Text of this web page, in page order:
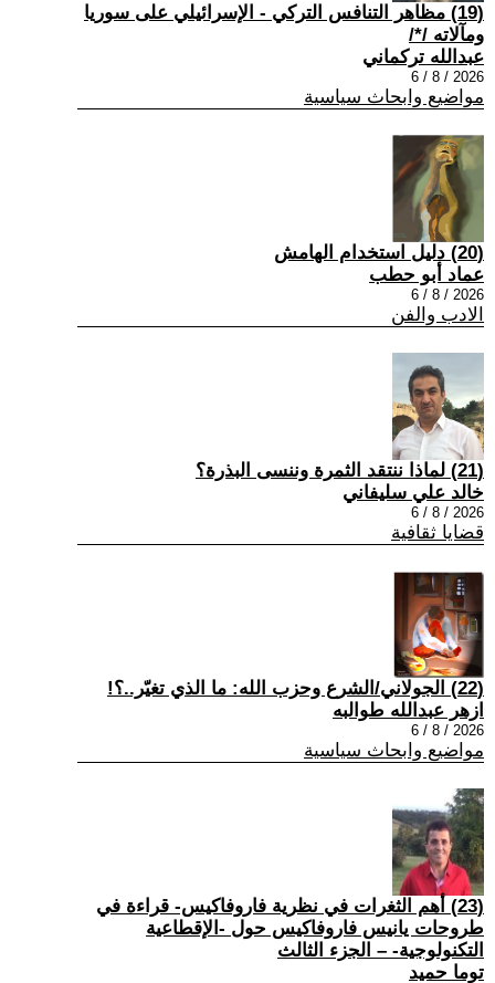
(19) مظاهر التنافس التركي - الإسرائيلي على سوريا
ومآلاته /*/
عبدالله تركماني
2026 / 8 / 6
مواضيع وابحاث سياسية
(20) دليل استخدام الهامش
عماد أبو حطب
2026 / 8 / 6
الادب والفن
(21) لماذا ننتقد الثمرة وننسى البذرة؟
خالد علي سليفاني
2026 / 8 / 6
قضايا ثقافية
(22) الجولاني/الشرع وحزب الله: ما الذي تغيّر..؟!
ازهر عبدالله طوالبه
2026 / 8 / 6
مواضيع وابحاث سياسية
(23) أهم الثغرات في نظرية فاروفاكيس- قراءة في
طروحات يانيس فاروفاكيس حول -الإقطاعية
التكنولوجية- – الجزء الثالث
توما حميد